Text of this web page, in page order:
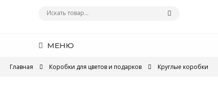
МЕНЮ
Главная Коробки для цветов и подарков Круглые коробки